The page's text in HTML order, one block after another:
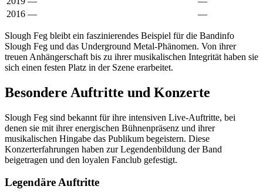
2016 — —
Slough Feg bleibt ein faszinierendes Beispiel für die Bandinfo
Slough Feg und das Underground Metal-Phänomen. Von ihrer
treuen Anhängerschaft bis zu ihrer musikalischen Integrität haben sie
sich einen festen Platz in der Szene erarbeitet.
Besondere Auftritte und Konzerte
Slough Feg sind bekannt für ihre intensiven Live-Auftritte, bei
denen sie mit ihrer energischen Bühnenpräsenz und ihrer
musikalischen Hingabe das Publikum begeistern. Diese
Konzerterfahrungen haben zur Legendenbildung der Band
beigetragen und den loyalen Fanclub gefestigt.
Legendäre Auftritte